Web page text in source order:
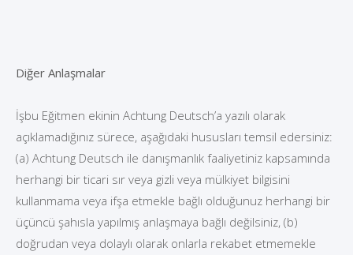
Diğer Anlaşmalar
İşbu Eğitmen ekinin Achtung Deutsch’a yazılı olarak
açıklamadığınız sürece, aşağıdaki hususları temsil edersiniz:
(a) Achtung Deutsch ile danışmanlık faaliyetiniz kapsamında
herhangi bir ticari sır veya gizli veya mülkiyet bilgisini
kullanmama veya ifşa etmekle bağlı olduğunuz herhangi bir
üçüncü şahısla yapılmış anlaşmaya bağlı değilsiniz, (b)
doğrudan veya dolaylı olarak onlarla rekabet etmemekle